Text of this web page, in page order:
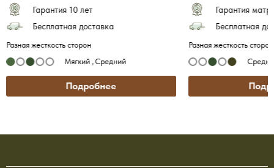
Гарантия 10 лет
Бесплатная доставка
Разная жесткость сторон
Мягкий ,Средний
Подробнее
Гарантия
Бесплатная
Разная жесткость сторон